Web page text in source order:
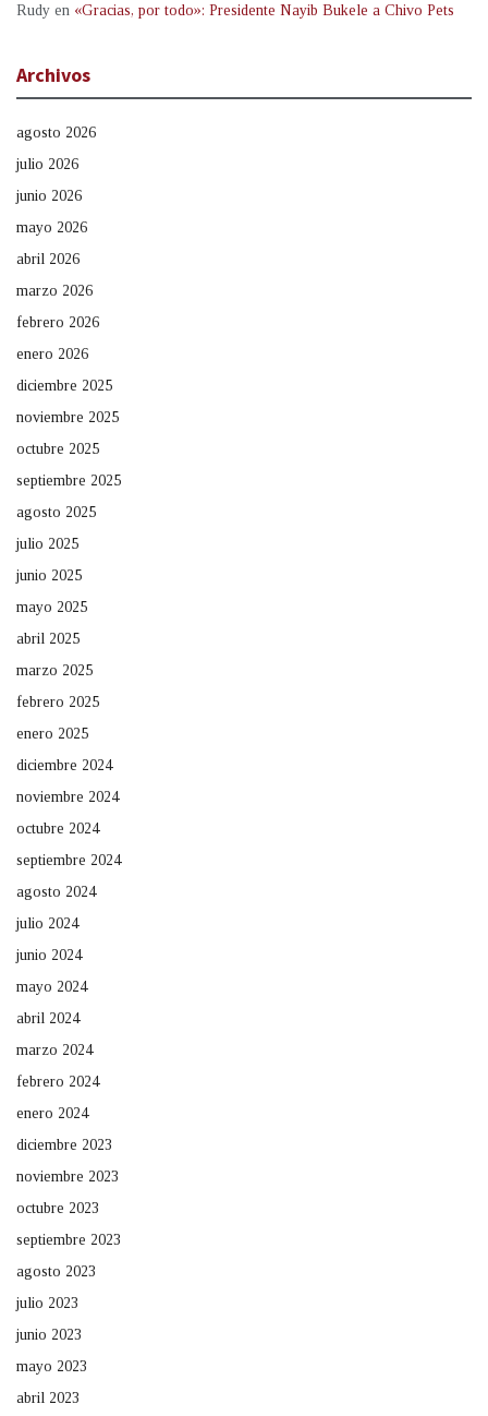
Rudy en «Gracias, por todo»: Presidente Nayib Bukele a Chivo Pets
Archivos
agosto 2026
julio 2026
junio 2026
mayo 2026
abril 2026
marzo 2026
febrero 2026
enero 2026
diciembre 2025
noviembre 2025
octubre 2025
septiembre 2025
agosto 2025
julio 2025
junio 2025
mayo 2025
abril 2025
marzo 2025
febrero 2025
enero 2025
diciembre 2024
noviembre 2024
octubre 2024
septiembre 2024
agosto 2024
julio 2024
junio 2024
mayo 2024
abril 2024
marzo 2024
febrero 2024
enero 2024
diciembre 2023
noviembre 2023
octubre 2023
septiembre 2023
agosto 2023
julio 2023
junio 2023
mayo 2023
abril 2023